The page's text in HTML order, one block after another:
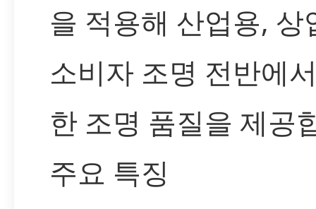
을 적용해 산업용, 상
소비자 조명 전반에
한 조명 품질을 제공
주요 특징